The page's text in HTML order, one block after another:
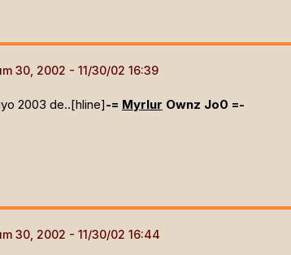
30, 2002
2003 de..[hline]-= Myrlur Ownz Jo0 =-
30, 2002